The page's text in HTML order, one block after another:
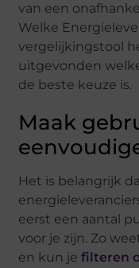
van een
Welke
vergelijkingstool
uitgevonden
de beste keuze is.
Maak
Het is belangrijk
eerst een aantal
voor je zijn. Zo
en kun jefilteren